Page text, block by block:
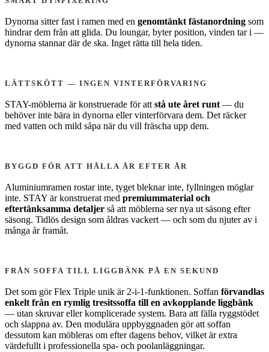
Dynorna sitter fast i ramen med en genomtänkt fästanordning som
hindrar dem från att glida. Du loungar, byter position, vinden tar i —
dynorna stannar där de ska. Inget rätta till hela tiden.
LÄTTSKÖTT — INGEN VINTERFÖRVARING
STAY-möblerna är konstruerade för att stå ute året runt — du
behöver inte bära in dynorna eller vinterförvara dem. Det räcker
med vatten och mild såpa när du vill fräscha upp dem.
BYGGD FÖR ATT HÅLLA ÅR EFTER ÅR
Aluminiumramen rostar inte, tyget bleknar inte, fyllningen möglar
inte. STAY är konstruerat med premiummaterial och
eftertänksamma detaljer så att möblerna ser nya ut säsong efter
säsong. Tidlös design som åldras vackert — och som du njuter av i
många år framåt.
FRÅN SOFFA TILL LIGGBÄNK PÅ EN SEKUND
Det som gör Flex Triple unik är 2-i-1-funktionen. Soffan förvandlas
enkelt från en rymlig tresitssoffa till en avkopplande liggbänk
— utan skruvar eller komplicerade system. Bara att fälla ryggstödet
och slappna av. Den modulära uppbyggnaden gör att soffan
dessutom kan möbleras om efter dagens behov, vilket är extra
värdefullt i professionella spa- och poolanläggningar.